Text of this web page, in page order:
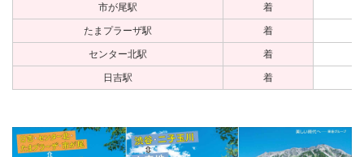
市が尾駅 着
たまプラーザ駅 着
センター北駅 着
日吉駅 着